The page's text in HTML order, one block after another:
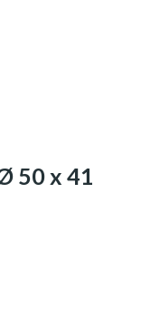
50 x 41